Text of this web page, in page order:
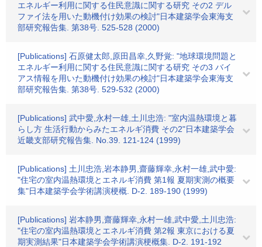
エネルギー利用に関する住民意識に関する研究 その2 デル
ファイ法を用いた動機付け効果の検討"日本建築学会東海支
部研究報告集. 第38号. 525-528 (2000)
[Publications] 石原健太郎,原田昌幸,久野覚: "地球環境問題と
エネルギー利用に関する住民意識に関する研究 その3 バイ
アス情報を用いた動機付け効果の検討"日本建築学会東海支
部研究報告集. 第38号. 529-532 (2000)
[Publications] 武中愛,永村一雄,土川忠浩: "室内温熱環境と暮
らし方 生活行動からみたエネルギ消費 その2"日本建築学会
近畿支部研究報告集. No.39. 121-124 (1999)
[Publications] 土川忠浩,岩本静男,齋藤輝幸,永村一雄,武中愛:
"住宅の室内温熱環境とエネルギ消費 第1報 夏期実測の概要
集"日本建築学会学術講演梗概. D-2. 189-190 (1999)
[Publications] 岩本静男,齋藤輝幸,永村一雄,武中愛,土川忠浩:
"住宅の室内温熱環境とエネルギ消費 第2報 東京における夏
期実測結果"日本建築学会学術講演梗概集. D-2. 191-192